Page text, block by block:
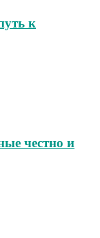
к
честно и